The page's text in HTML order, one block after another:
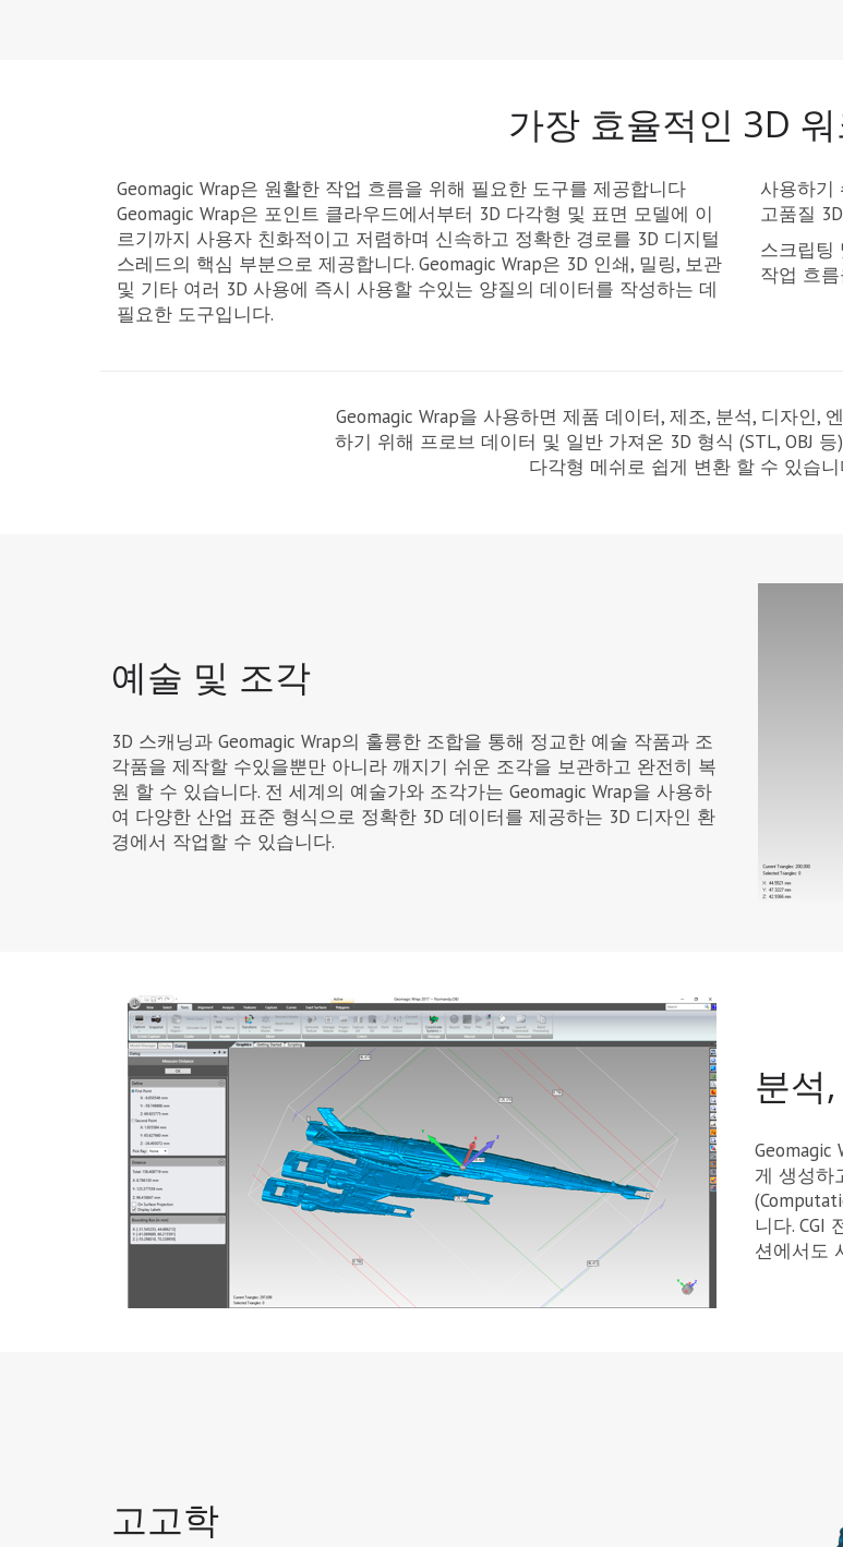
가장 효율적인 3D
Geomagic Wrap은 원활한 작업 흐름을 위해 필요한 도구를 제공합니다
Geomagic Wrap은 포인트 클라우드에서부터 3D 다각형 및 표면 모델에 이
르기까지 사용자 친화적이고 저렴하며 신속하고 정확한 경로를 3D 디지털
스레드의 핵심 부분으로 제공합니다. Geomagic Wrap은 3D 인쇄, 밀링, 보관
및 기타 여러 3D 사용에 즉시 사용할 수있는 양질의 데이터를 작성하는 데
필요한 도구입니다.
사용하기
고품질
스크립팅
작업 흐
Geomagic Wrap을 사용하면 제품 데이터, 제조, 분석, 디자인,
하기 위해 프로브 데이터 및 일반 가져온 3D 형식 (STL, OBJ
다각형 메쉬로 쉽게 변환 할 수 있습니
예술 및 조각
3D 스캐닝과 Geomagic Wrap의 훌륭한 조합을 통해 정교한 예술 작품과 조
각품을 제작할 수있을뿐만 아니라 깨지기 쉬운 조각을 보관하고 완전히 복
원 할 수 있습니다. 전 세계의 예술가와 조각가는 Geomagic Wrap을 사용하
여 다양한 산업 표준 형식으로 정확한 3D 데이터를 제공하는 3D 디자인 환
경에서 작업할 수 있습니다.
분석
게 생성하
니다. CGI
션에서도
고고학